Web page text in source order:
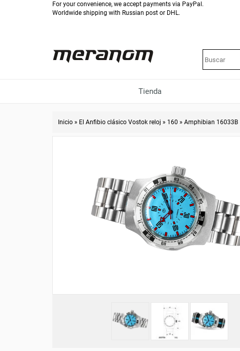
For your convenience, we accept payments via PayPal.
Worldwide shipping with Russian post or DHL.
Tienda
Inicio » El Anfibio clásico Vostok reloj » 160 » Amphibian 16033B